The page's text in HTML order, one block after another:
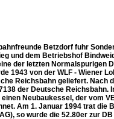
Betzdorf fuhr
und dem Betriebshof
der letzten Normalspurigen
1943 von der WLF - Wiener
Reichsbahn geliefert. Nach
der Deutsche Reichsbahn.
Neubaukessel, der vom
Am 1. Januar 1994 trat
so wurde die 52.80er zur